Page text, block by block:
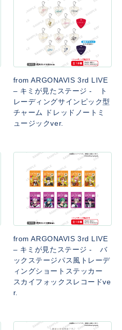
from ARGONAVIS 3rd LIVE
– キミが見たステージ - ト
レーディングサインピック型
チャーム ドレッドノートミ
ュージックver.
from ARGONAVIS 3rd LIVE
– キミが見たステージ - バ
ックステージパス風トレーデ
ィングショートステッカー
スカイフォックスレコードve
r.